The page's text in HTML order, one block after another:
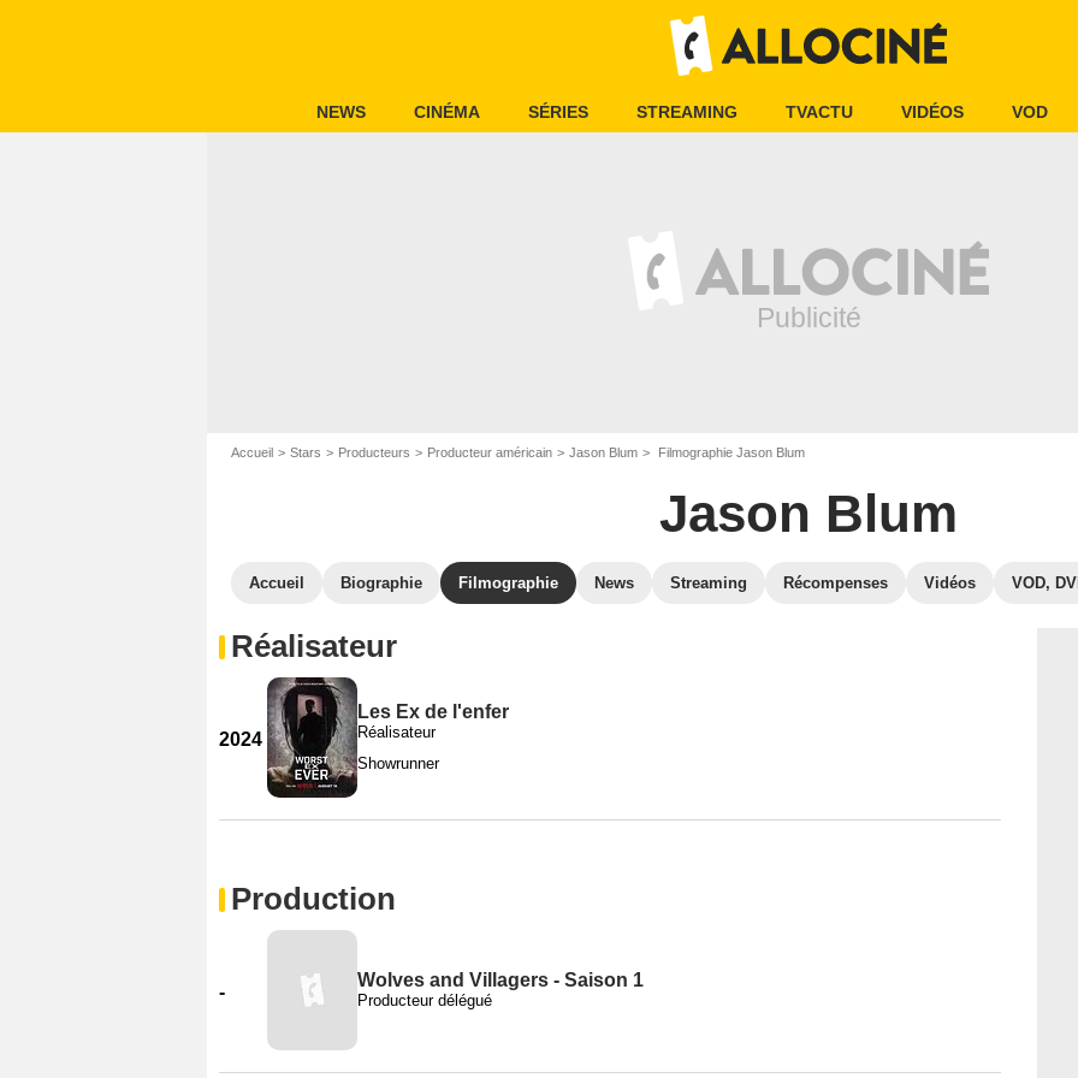
NEWS CINÉMA SÉRIES STREAMING TVACTU VIDÉOS VOD
Accueil Stars Producteurs Producteur américain Jason Blum Filmographie Jason Blum
Jason Blum
Accueil Biographie Filmographie News Streaming Récompenses Vidéos VOD,
Réalisateur
2024
Les Ex de l'enfer
Réalisateur
Showrunner
Production
-
Wolves and Villagers - Saison 1
Producteur délégué